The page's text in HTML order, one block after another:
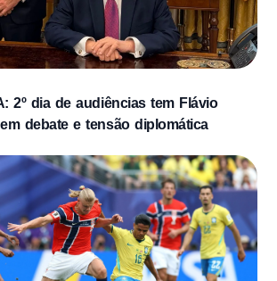
2º dia de audiências tem Flávio
debate e tensão diplomática